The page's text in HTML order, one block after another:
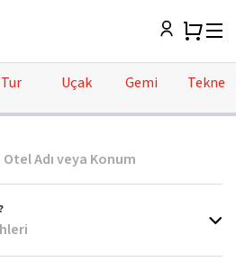
Tur Uçak Gemi Tekne
Otel Adı veya Konum